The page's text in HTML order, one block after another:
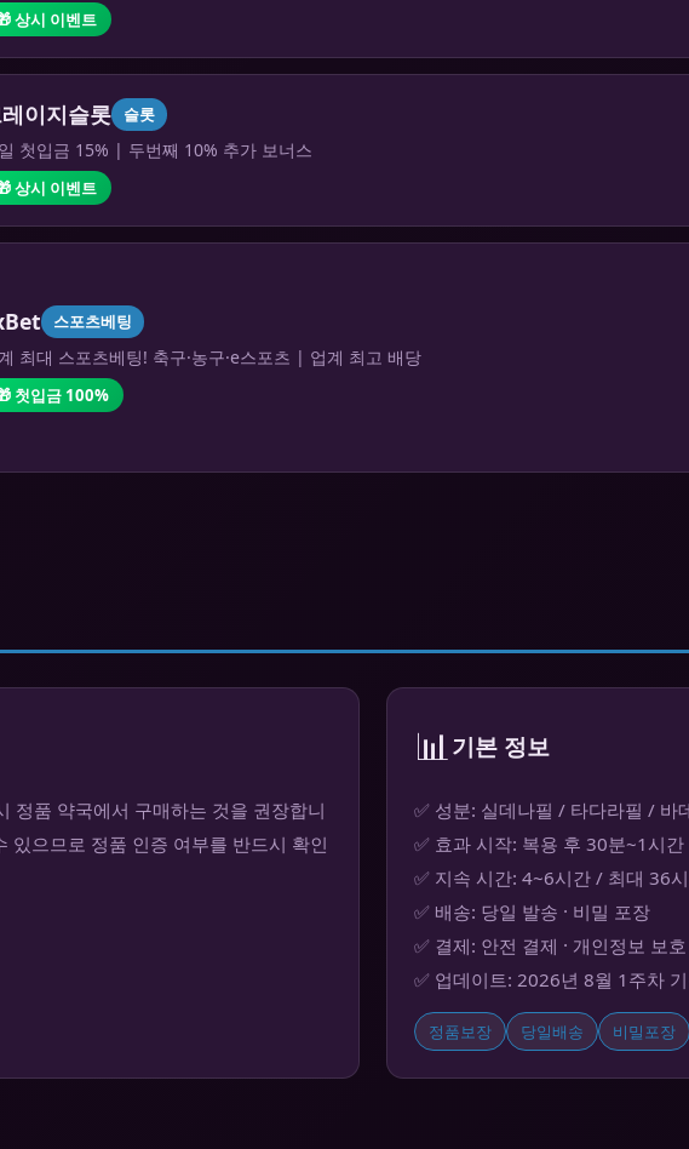
상시 이벤트
이지슬롯 슬롯
첫입금 15% | 두번째 10% 추가 보너스
상시 이벤트
스포츠베팅
최대 스포츠베팅! 축구·농구·e스포츠 | 업계 최고 배당
첫입금 100%
정품 약국에서 구매하는 것을 권장합니
있으므로 정품 인증 여부를 반드시 확인
📊기본 정보
✅ 성분: 실데나필 / 타다라필 / 바
✅ 효과 시작: 복용 후 30분~1시간
✅ 지속 시간: 4~6시간 / 최대 36
✅ 배송: 당일 발송 · 비밀 포장
✅ 결제: 안전 결제 · 개인정보 보호
✅ 업데이트: 2026년 8월 1주차
정품보장 당일배송 비밀포장